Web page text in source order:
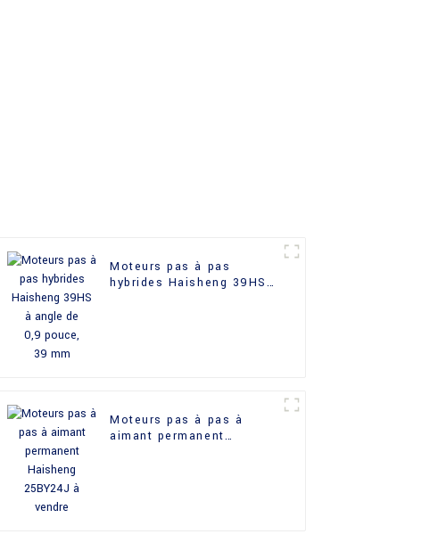
Moteurs pas à pas
hybrides Haisheng 39HS
Moteurs pas à pas à
aimant permanent